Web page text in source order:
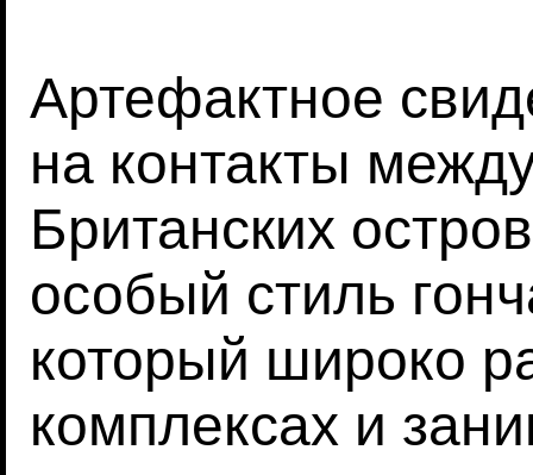
Артефактное
на контакты
Британских
особый стиль
который широко
комплексах и